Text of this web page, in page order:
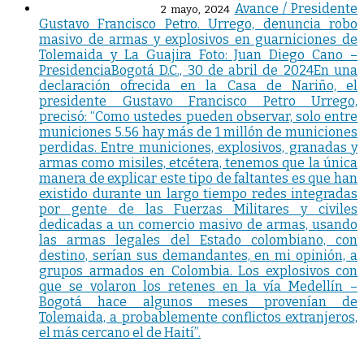
2 mayo, 2024 Avance / Presidente
Gustavo Francisco Petro. Urrego, denuncia robo
masivo de armas y explosivos en guarniciones de
Tolemaida y La Guajira Foto: Juan Diego Cano –
PresidenciaBogotá D.C., 30 de abril de 2024En una
declaración ofrecida en la Casa de Nariño, el
presidente Gustavo Francisco Petro Urrego,
precisó: “Como ustedes pueden observar, solo entre
municiones 5.56 hay más de 1 millón de municiones
perdidas. Entre municiones, explosivos, granadas y
armas como misiles, etcétera, tenemos que la única
manera de explicar este tipo de faltantes es que han
existido durante un largo tiempo redes integradas
por gente de las Fuerzas Militares y civiles
dedicadas a un comercio masivo de armas, usando
las armas legales del Estado colombiano, con
destino, serían sus demandantes, en mi opinión, a
grupos armados en Colombia. Los explosivos con
que se volaron los retenes en la vía Medellín –
Bogotá hace algunos meses provenían de
Tolemaida, a probablemente conflictos extranjeros,
el más cercano el de Haití”.